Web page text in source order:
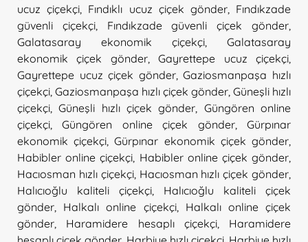
ucuz çiçekçi
Fındıklı ucuz çiçek gönder, Fındıkzade
güvenli çiçekçi, Fındıkzade güvenli çiçek gönder
Galatasaray ekonomik çiçekçi
Galatasaray
ekonomik çiçek gönder,Gayrettepe ucuz çiçekçi
Gayrettepe ucuz çiçek gönder,Gaziosmanpaşa hızlı
çiçekçi Gaziosmanpaşa hızlı çiçek gönder Güneşli hızlı
çiçekçi ,Güneşli hızlı çiçek gönder
Güngören online
çiçekçi ,Güngören online çiçek gönder,Gürpınar
ekonomik çiçekçi ,Gürpınar ekonomik çiçek gönder
Habibler online çiçekçi Habibler online çiçek gönder
Hacıosman hızlı çiçekçi, Hacıosman hızlı çiçek gönder
Halıcıoğlu kaliteli çiçekçi
Halıcıoğlu kaliteli çiçek
gönder
Halkalı online çiçekçi, Halkalı online çiçek
gönder
Haramidere hesaplı çiçekçi, Haramidere